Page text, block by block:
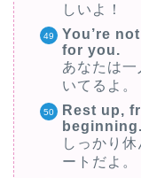
しいよ！
You’re
for you.
あなたは
いてるよ。
Rest up,
beginning.
しっかり
ートだよ。